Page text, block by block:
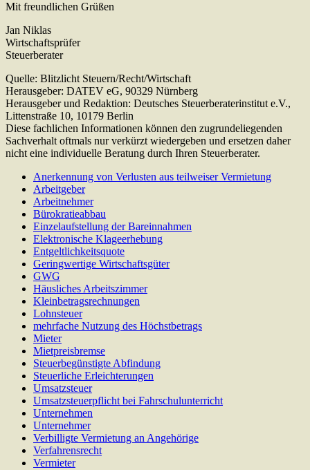
Mit freundlichen Grüßen
Jan Niklas
Wirtschaftsprüfer
Steuerberater
Quelle: Blitzlicht Steuern/Recht/Wirtschaft
Herausgeber: DATEV eG, 90329 Nürnberg
Herausgeber und Redaktion: Deutsches Steuerberaterinstitut e.V.,
Littenstraße 10, 10179 Berlin
Diese fachlichen Informationen können den zugrundeliegenden
Sachverhalt oftmals nur verkürzt wiedergeben und ersetzen daher
nicht eine individuelle Beratung durch Ihren Steuerberater.
Anerkennung von Verlusten aus teilweiser Vermietung
Arbeitgeber
Arbeitnehmer
Bürokratieabbau
Einzelaufstellung der Bareinnahmen
Elektronische Klageerhebung
Entgeltlichkeitsquote
Geringwertige Wirtschaftsgüter
GWG
Häusliches Arbeitszimmer
Kleinbetragsrechnungen
Lohnsteuer
mehrfache Nutzung des Höchstbetrags
Mieter
Mietpreisbremse
Steuerbegünstigte Abfindung
Steuerliche Erleichterungen
Umsatzsteuer
Umsatzsteuerpflicht bei Fahrschulunterricht
Unternehmen
Unternehmer
Verbilligte Vermietung an Angehörige
Verfahrensrecht
Vermieter